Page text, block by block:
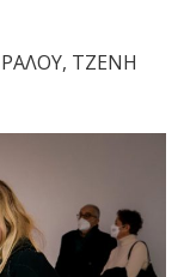
ΤΖΕΝΗ